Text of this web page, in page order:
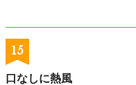
15
口なしに熱風